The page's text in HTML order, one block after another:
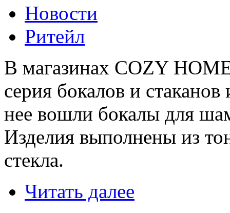
Новости
Ритейл
В магазинах COZY
серия бокалов и
нее вошли бокалы для
Изделия выполнены из
стекла.
Читать далее